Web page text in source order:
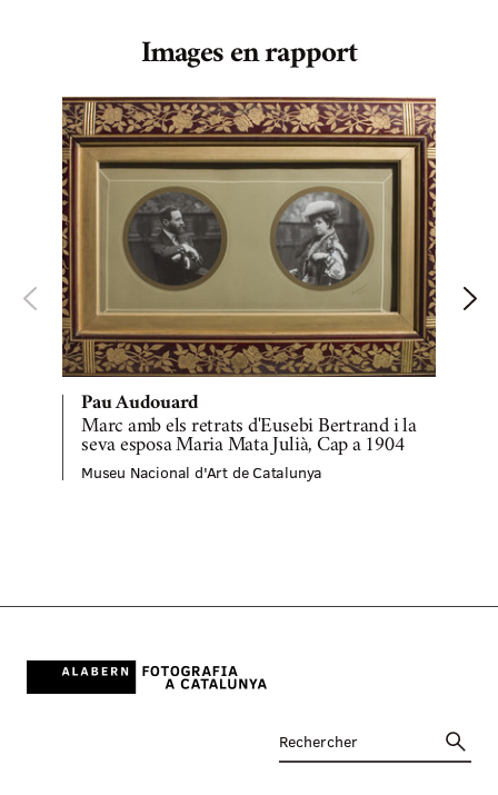
Images en rapport
Pau Audouard
Marc amb els retrats d'Eusebi Bertrand i la
seva esposa Maria Mata Julià, Cap a 1904
Museu Nacional d'Art de Catalunya